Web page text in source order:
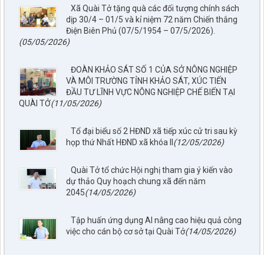
Xã Quài Tở tặng quà các đối tượng chính sách
dịp 30/4 – 01/5 và kỉ niệm 72 năm Chiến thắng
Điện Biên Phủ (07/5/1954 – 07/5/2026).
(05/05/2026)
ĐOÀN KHẢO SÁT SỐ 1 CỦA SỞ NÔNG NGHIỆP
VÀ MÔI TRƯỜNG TỈNH KHẢO SÁT, XÚC TIẾN
ĐẦU TƯ LĨNH VỰC NÔNG NGHIỆP CHẾ BIẾN TẠI
QUÀI TỞ(11/05/2026)
Tổ đại biểu số 2 HĐND xã tiếp xúc cử tri sau kỳ
họp thứ Nhất HĐND xã khóa II (12/05/2026)
Quài Tở tổ chức Hội nghị tham gia ý kiến vào
dự thảo Quy hoạch chung xã đến năm
2045(14/05/2026)
Tập huấn ứng dụng AI nâng cao hiệu quả công
việc cho cán bộ cơ sở tại Quài Tở(14/05/2026)